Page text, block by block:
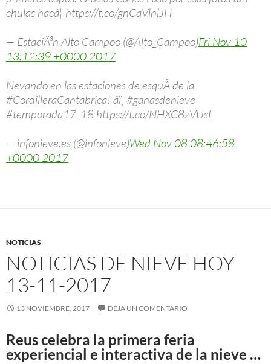
chulas hacâ¦ https://t.co/gnCaVlnlJH
— EstaciÃ³n Alto Campoo (@Alto_Campoo)Fri Nov 10
13:12:39 +0000 2017
Nevando en las estaciones de esquÃ­ de la
#CordilleraCantabrica! âï¸ #ganasdenieve
#temporada17_18 https://t.co/NHXC8zVUsL
— infonieve.es (@infonieve)Wed Nov 08 08:46:58
+0000 2017
NOTICIAS
NOTICIAS DE NIEVE HOY
13-11-2017
13 NOVIEMBRE, 2017 DEJA UN COMENTARIO
Reus celebra la primera feria
experiencial e interactiva de la nieve …